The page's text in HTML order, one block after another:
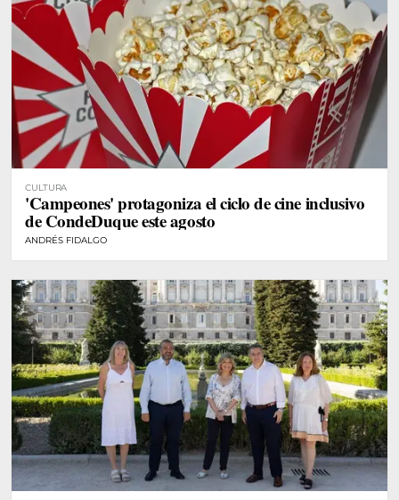
CULTURA
'Campeones' protagoniza el ciclo de cine inclusivo
de CondeDuque este agosto
ANDRÉS FIDALGO